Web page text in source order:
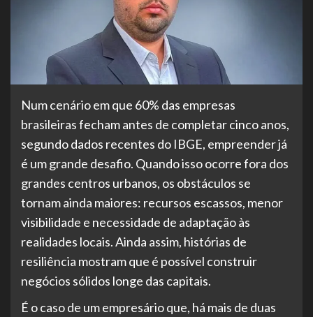
Num cenário em que 60% das empresas
brasileiras fecham antes de completar cinco anos,
segundo dados recentes do IBGE, empreender já
é um grande desafio. Quando isso ocorre fora dos
grandes centros urbanos, os obstáculos se
tornam ainda maiores: recursos escassos, menor
visibilidade e necessidade de adaptação às
realidades locais. Ainda assim, histórias de
resiliência mostram que é possível construir
negócios sólidos longe das capitais.
É o caso de um empresário que, há mais de duas